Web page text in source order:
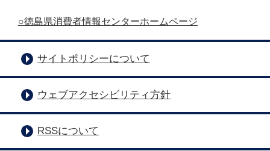
○徳島県消費者情報センターホームページ
サイトポリシーについて
ウェブアクセシビリティ方針
RSSについて